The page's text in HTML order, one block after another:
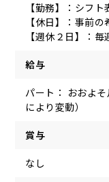
【勤務】：シフ
【休日】：事前
【週休２日】：毎
給与
パート： おおよ
により変動）
賞与
なし